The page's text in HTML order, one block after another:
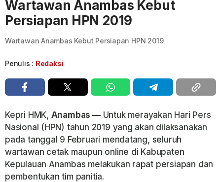
Wartawan Anambas Kebut
Persiapan HPN 2019
Wartawan Anambas Kebut Persiapan HPN 2019
Penulis : Redaksi
Kepri HMK, Anambas —Untuk merayakan Hari Pers
Nasional (HPN) tahun 2019 yang akan dilaksanakan
pada tanggal 9 Februari mendatang, seluruh
wartawan cetak maupun online di Kabupaten
Kepulauan Anambas melakukan rapat persiapan dan
pembentukan tim panitia.